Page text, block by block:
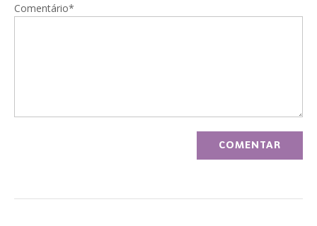
Comentário*